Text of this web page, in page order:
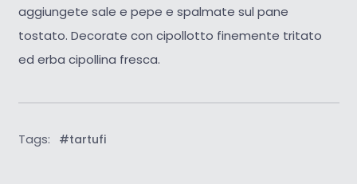
aggiungete sale e pepe e spalmate sul pane
tostato. Decorate con cipollotto finemente tritato
ed erba cipollina fresca.
Tags: #tartufi